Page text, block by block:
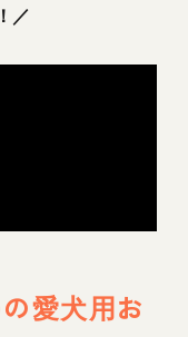
／
愛犬用お